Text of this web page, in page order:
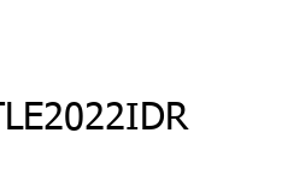
TLE2022IDR